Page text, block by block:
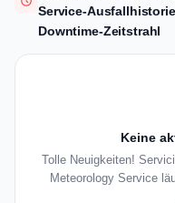
Service-
Downtime-Zeitstrahl
Keine
Tolle Neuigkeiten!
Meteorology Service